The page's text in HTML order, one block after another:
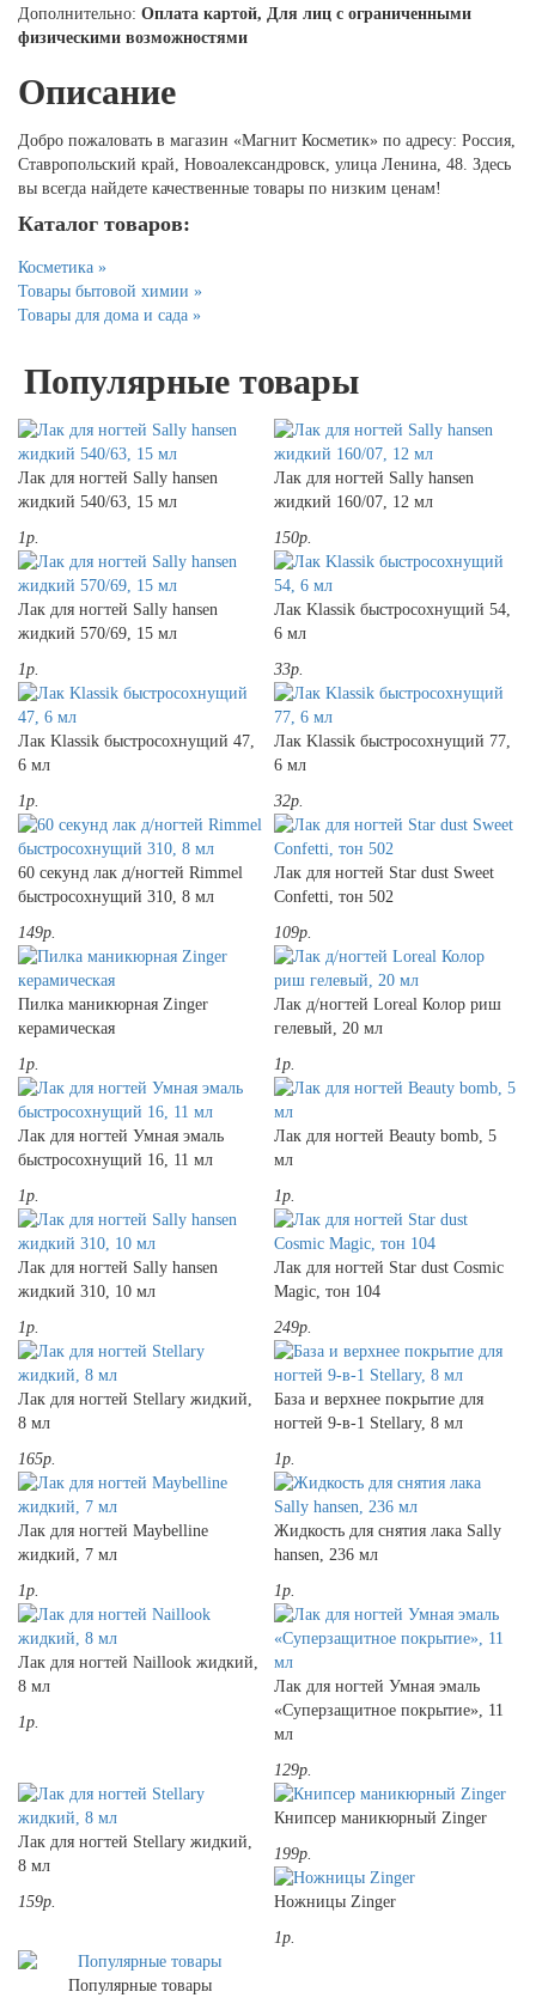
Дополнительно: Оплата картой, Для лиц с ограниченными
физическими возможностями
Описание
Добро пожаловать в магазин «Магнит Косметик» по адресу: Россия,
Ставропольский край, Новоалександровск, улица Ленина, 48. Здесь
вы всегда найдете качественные товары по низким ценам!
Каталог товаров:
Косметика »
Товары бытовой химии »
Товары для дома и сада »
Популярные товары
Лак для ногтей Sally hansen
жидкий 540/63, 15 мл
1р.
Лак для ногтей Sally hansen
жидкий 160/07, 12 мл
150р.
Лак для ногтей Sally hansen
жидкий 570/69, 15 мл
1р.
Лак Klassik быстросохнущий 54,
6 мл
33р.
Лак Klassik быстросохнущий 47,
6 мл
1р.
Лак Klassik быстросохнущий 77,
6 мл
32р.
60 секунд лак д/ногтей Rimmel
быстросохнущий 310, 8 мл
149р.
Лак для ногтей Star dust Sweet
Confetti, тон 502
109р.
Пилка маникюрная Zinger
керамическая
1р.
Лак д/ногтей Loreal Колор риш
гелевый, 20 мл
1р.
Лак для ногтей Умная эмаль
быстросохнущий 16, 11 мл
1р.
Лак для ногтей Beauty bomb, 5
мл
1р.
Лак для ногтей Sally hansen
жидкий 310, 10 мл
1р.
Лак для ногтей Star dust Cosmic
Magic, тон 104
249р.
Лак для ногтей Stellary жидкий,
8 мл
165р.
База и верхнее покрытие для
ногтей 9-в-1 Stellary, 8 мл
1р.
Лак для ногтей Maybelline
жидкий, 7 мл
1р.
Жидкость для снятия лака Sally
hansen, 236 мл
1р.
Лак для ногтей Naillook жидкий,
8 мл
1р.
Лак для ногтей Умная эмаль
«Суперзащитное покрытие», 11
мл
129р.
Лак для ногтей Stellary жидкий,
8 мл
159р.
Книпсер маникюрный Zinger
199р.
Ножницы Zinger
1р.
Популярные товары